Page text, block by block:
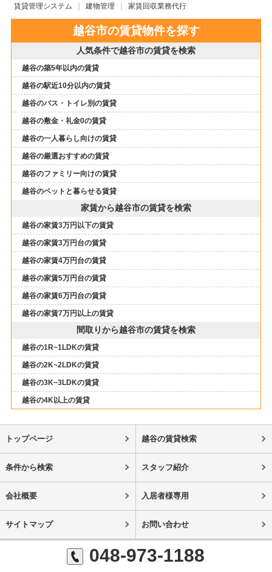
賃貸管理システム
建物管理 家賃回収業務代行
越谷市の賃貸物件を探す
人気条件で越谷市の賃貸を検索
越谷の築5年以内の賃貸
越谷の駅近10分以内の賃貸
越谷のバス・トイレ別の賃貸
越谷の敷金・礼金0の賃貸
越谷の一人暮らし向けの賃貸
越谷の厳選おすすめの賃貸
越谷のファミリー向けの賃貸
越谷のペットと暮らせる賃貸
家賃から越谷市の賃貸を検索
越谷の家賃3万円以下の賃貸
越谷の家賃3万円台の賃貸
越谷の家賃4万円台の賃貸
越谷の家賃5万円台の賃貸
越谷の家賃6万円台の賃貸
越谷の家賃7万円以上の賃貸
間取りから越谷市の賃貸を検索
越谷の1R~1LDKの賃貸
越谷の2K~2LDKの賃貸
越谷の3K~3LDKの賃貸
越谷の4K以上の賃貸
トップページ 越谷の賃貸検索
条件から検索 スタッフ紹介
会社概要 入居者様専用
サイトマップ お問い合わせ
048-973-1188